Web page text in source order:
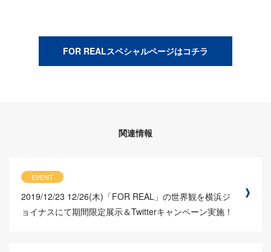
FOR REALスペシャルページはコチラ
関連情報
EVENT
2019/12/23 12/26(木)「FOR REAL」の世界観を横浜ジ
ョイナスにて期間限定展示＆Twitterキャンペーン実施！